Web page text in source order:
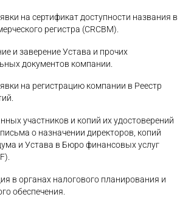
на сертификат доступности названия в
регистра (CRCBM).
и заверение Устава и прочих
документов компании.
на регистрацию компании в Реестр
участников и копий их удостоверений
о назначении директоров, копий
и Устава в Бюро финансовых услуг
в органах налогового планирования и
обеспечения.